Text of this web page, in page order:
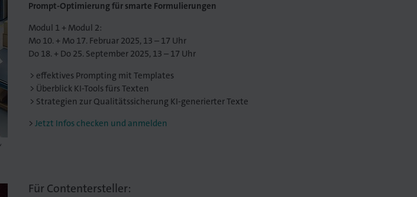
Prompt-Optimierung für smarte Formulierungen
Modul 1 + Modul 2:
Mo 10. + Mo 17. Februar 2025, 13 – 17 Uhr
Do 18. + Do 25. September 2025, 13 – 17 Uhr
effektives Prompting mit Templates
Überblick KI-Tools fürs Texten
Strategien zur Qualitätssicherung KI-generierter Texte
Jetzt Infos checken und anmelden
Für Contentersteller: